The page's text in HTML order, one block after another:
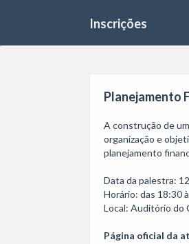
Inscrições
Planejamento
A construção de
organização e
planejamento
Data da palestra:
Horário: das 18:30
Local: Auditório do
Página oficial da